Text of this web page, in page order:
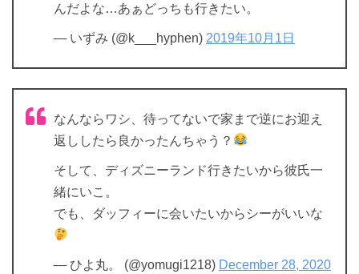
んだよな…あぁどっちも行きたい。
— いずみ (@k___hyphen) 2019年10月1日
なんならワシ、待ってないで家まで逆にお迎え
返ししたら良かったんちゃう？
そして、ディズニーランド行きたいから彼氏一
緒にいこ。
でも、ダッフィーに会いたいからシーがいいな
— ひよ丸。 (@yomugi1218) December 28, 2020